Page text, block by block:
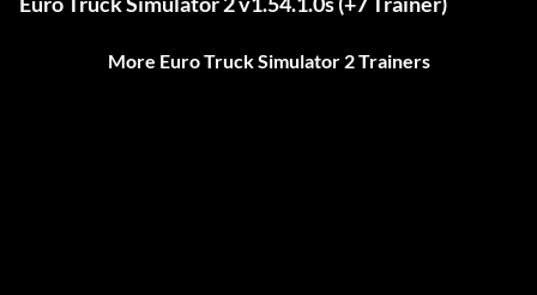
More Euro Truck Simulator 2 Trainers